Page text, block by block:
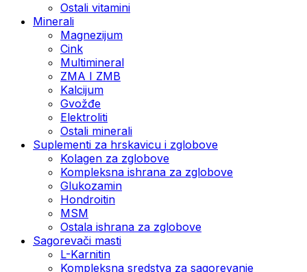
Ostali vitamini
Minerali
Magnezijum
Cink
Multimineral
ZMA I ZMB
Kalcijum
Gvožđe
Elektroliti
Ostali minerali
Suplementi za hrskavicu i zglobove
Kolagen za zglobove
Kompleksna ishrana za zglobove
Glukozamin
Hondroitin
MSM
Ostala ishrana za zglobove
Sagorevači masti
L-Karnitin
Kompleksna sredstva za sagorevanje